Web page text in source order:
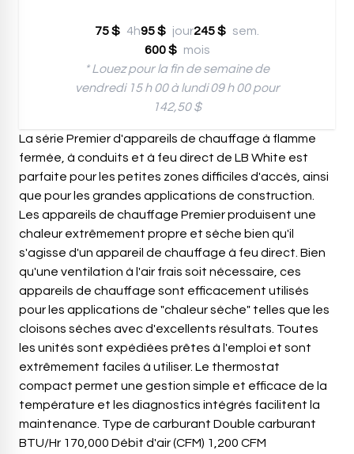
75 $ 4h95 $ jour245 $ sem.
600 $ mois
* Louez pour la fin de semaine de
vendredi 15 h 00 à lundi 09 h 00 pour
142,50 $
La série Premier d'appareils de chauffage à flamme
fermée, à conduits et à feu direct de LB White est
parfaite pour les petites zones difficiles d'accès, ainsi
que pour les grandes applications de construction.
Les appareils de chauffage Premier produisent une
chaleur extrêmement propre et sèche bien qu'il
s'agisse d'un appareil de chauffage à feu direct. Bien
qu'une ventilation à l'air frais soit nécessaire, ces
appareils de chauffage sont efficacement utilisés
pour les applications de "chaleur sèche" telles que les
cloisons sèches avec d'excellents résultats. Toutes
les unités sont expédiées prêtes à l'emploi et sont
extrêmement faciles à utiliser. Le thermostat
compact permet une gestion simple et efficace de la
température et les diagnostics intégrés facilitent la
maintenance. Type de carburant Double carburant
BTU/Hr 170,000 Débit d'air (CFM) 1,200 CFM